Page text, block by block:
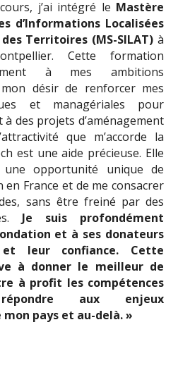
j’ai intégré le Mastère
d’Informations Localisées
Territoires (MS-SILAT) à
Cette formation
à mes ambitions
désir de renforcer mes
et managériales pour
des projets d’aménagement
que m’accorde la
est une aide précieuse. Elle
opportunité unique de
France et de me consacrer
sans être freiné par des
Je suis profondément
et à ses donateurs
leur confiance.
Cette
à donner le meilleur de
à profit les compétences
aux enjeux
pays et au-delà. »